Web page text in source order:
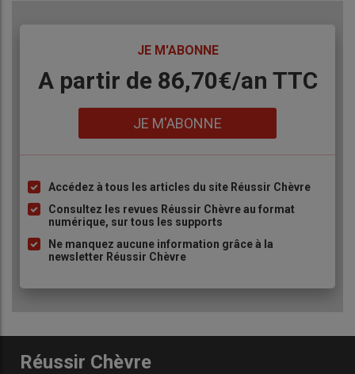
JE M'ABONNE
Body
A partir de 86,70€/an TTC
JE M'ABONNE
Liste
à
puce
Accédez à tous les articles du site Réussir Chèvre
Consultez les revues Réussir Chèvre au format
numérique, sur tous les supports
Ne manquez aucune information grâce à la
newsletter Réussir Chèvre
Réussir Chèvre